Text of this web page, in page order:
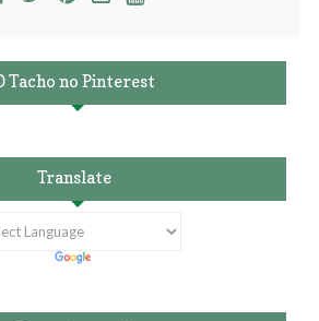
Tacho no Pinterest
Translate